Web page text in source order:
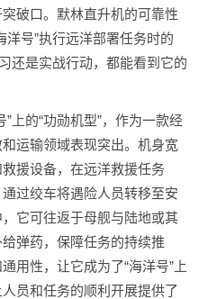
破口。默林直升机的可靠性
洋号”执行远洋部署任务时的
还是实战行动，都能看到它的
的“功勋机型”，作为一款经
运输领域表现突出。机身宽
援设备，在远洋救援任务
过绞车将遇险人员转移至安
它可往返于母舰与陆地或其
弹药，保障任务的持续推
用性，让它成为了“海洋号”上
员和任务的顺利开展提供了